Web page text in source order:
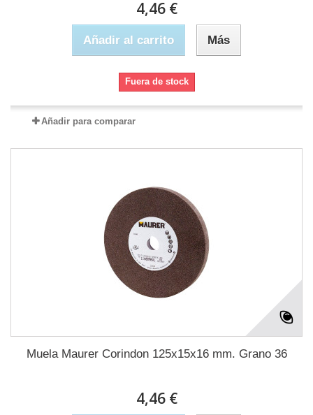
4,46 €
Añadir al carrito Más
Fuera de stock
Añadir para comparar
Muela Maurer Corindon 125x15x16 mm. Grano 36
4,46 €